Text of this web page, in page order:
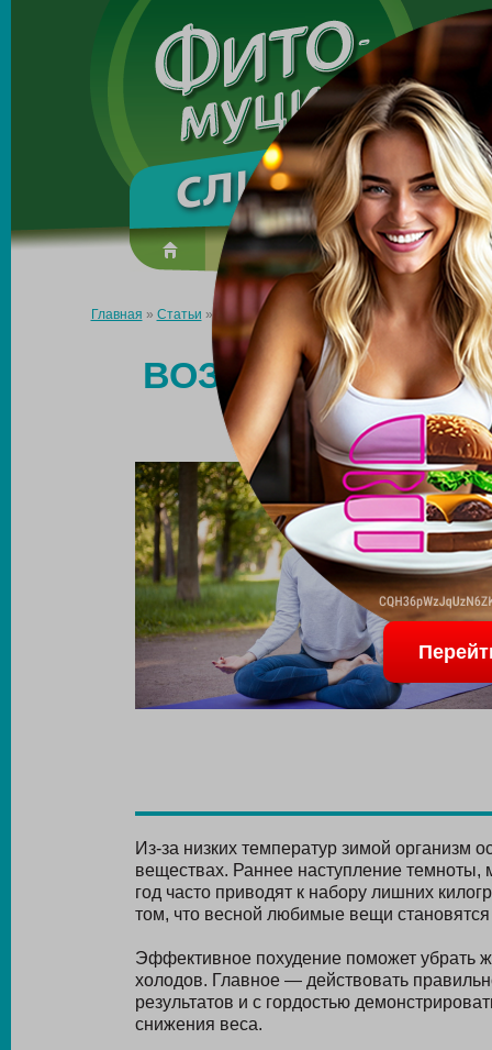
Made in the UK
О препарате Усиль эффект
Главная » Статьи »Возвращаем стройность: 4 способа убрать
ВОЗВРАЩАЕМ
УБРАТЬ
Из-за низких температур зимой организм
веществах. Раннее наступление
год часто приводят к набору лишних
том, что весной любимые вещи
Эффективное похудение поможет убрать
холодов. Главное — действовать
результатов и с гордостью
снижения веса.